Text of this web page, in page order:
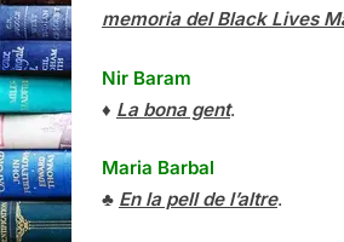
memoria del Black Lives
Nir Baram
♦ La bona gent.
Maria Barbal
♣ En la pell de l’altre.